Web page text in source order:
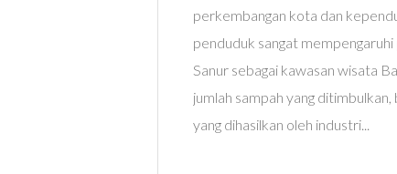
perkembangan kota dan
penduduk sangat
Sanur sebagai kawasan wisata
jumlah sampah yang
yang dihasilkan oleh industri...